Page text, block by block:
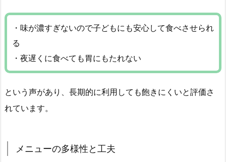
・味が濃すぎないので子どもにも安心して食べさせられ
る
・夜遅くに食べても胃にもたれない
という声があり、長期的に利用しても飽きにくいと評価さ
れています。
メニューの多様性と工夫